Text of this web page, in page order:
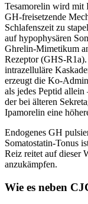
Tesamorelin wird mit
GH-freisetzende
Schlafenszeit zu
auf hypophysären
Ghrelin-Mimetikum
Rezeptor (GHS-
intrazelluläre
erzeugt die Ko-
als jedes Peptid
der bei älteren
Ipamorelin eine
Endogenes GH
Somatostatin-Tonus
Reiz reitet auf dieser
anzukämpfen.
Wie es neben